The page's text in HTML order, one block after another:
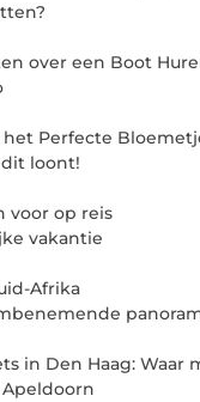
over een Boot
Perfecte
dit loont!
voor op reis
vakantie
Afrika
in Den Haag: Waar